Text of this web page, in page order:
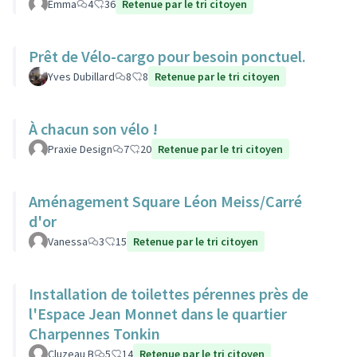
Emma 4 36 Retenue par le tri citoyen
Prêt de Vélo-cargo pour besoin ponctuel.
Yves Dubillard 8 8 Retenue par le tri citoyen
À chacun son vélo !
Praxie Design 7 20 Retenue par le tri citoyen
Aménagement Square Léon Meiss/Carré
d'or
Vanessa 3 15 Retenue par le tri citoyen
Installation de toilettes pérennes près de
l'Espace Jean Monnet dans le quartier
Charpennes Tonkin
Cluzeau B 5 14 Retenue par le tri citoyen